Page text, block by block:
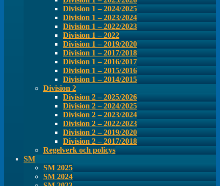
Division 1 – 2024/2025
Division 1 – 2023/2024
Division 1 – 2022/2023
Division 1 – 2022
Division 1 – 2019/2020
Division 1 – 2017/2018
Division 1 – 2016/2017
Division 1 – 2015/2016
Division 1 – 2014/2015
Division 2
Division 2 – 2025/2026
Division 2 – 2024/2025
Division 2 – 2023/2024
Division 2 – 2022/2023
Division 2 – 2019/2020
Division 2 – 2017/2018
Regelverk och policys
SM
SM 2025
SM 2024